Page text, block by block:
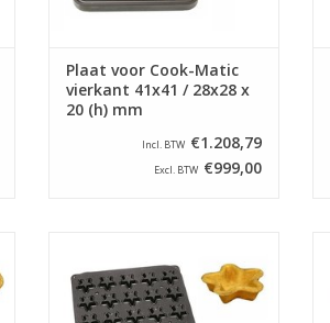
Plaat voor Cook-Matic
vierkant 41x41 / 28x28 x
20 (h) mm
Incl. BTW €1.208,79
Excl. BTW €999,00
Matic tartelettemachine.
TOEVOEGEN AAN WINKELWAGEN